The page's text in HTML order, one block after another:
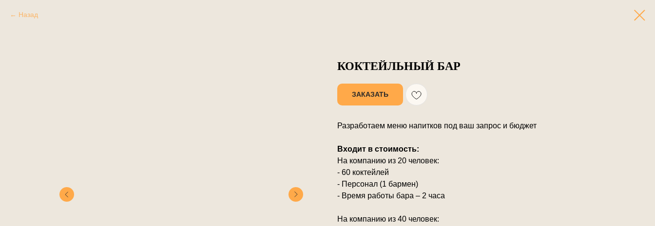
Назад
КОКТЕЙЛЬНЫЙ БАР
ЗАКАЗАТЬ
Разработаем меню напитков под ваш запрос и бюджет
Входит в стоимость:
На компанию из 20 человек:
- 60 коктейлей
- Персонал (1 бармен)
- Время работы бара – 2 часа
На компанию из 40 человек: